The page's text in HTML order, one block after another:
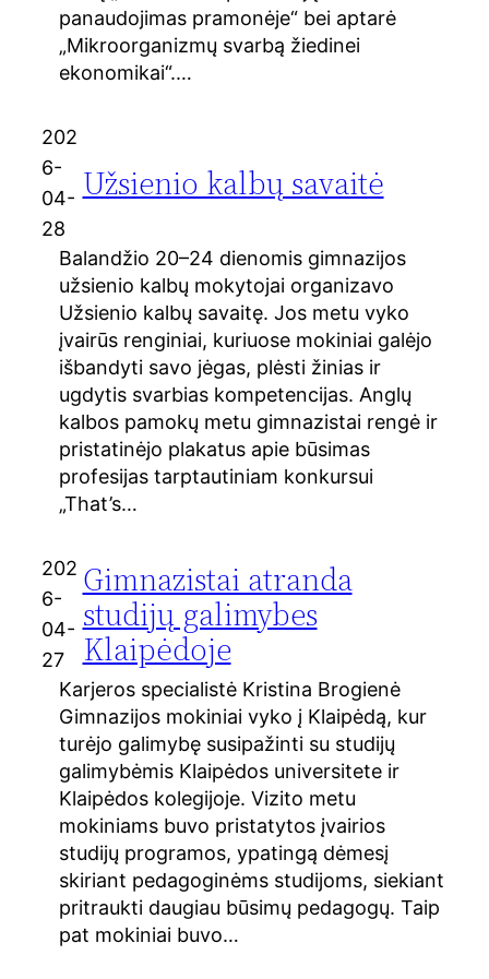
panaudojimas pramonėje“ bei aptarė
„Mikroorganizmų svarbą žiedinei
ekonomikai“.…
202
6-
04-
28
Užsienio kalbų savaitė
Balandžio 20–24 dienomis gimnazijos
užsienio kalbų mokytojai organizavo
Užsienio kalbų savaitę. Jos metu vyko
įvairūs renginiai, kuriuose mokiniai galėjo
išbandyti savo jėgas, plėsti žinias ir
ugdytis svarbias kompetencijas. Anglų
kalbos pamokų metu gimnazistai rengė ir
pristatinėjo plakatus apie būsimas
profesijas tarptautiniam konkursui
„That’s…
202
6-
04-
27
Gimnazistai atranda
studijų galimybes
Klaipėdoje
Karjeros specialistė Kristina Brogienė
Gimnazijos mokiniai vyko į Klaipėdą, kur
turėjo galimybę susipažinti su studijų
galimybėmis Klaipėdos universitete ir
Klaipėdos kolegijoje. Vizito metu
mokiniams buvo pristatytos įvairios
studijų programos, ypatingą dėmesį
skiriant pedagoginėms studijoms, siekiant
pritraukti daugiau būsimų pedagogų. Taip
pat mokiniai buvo…